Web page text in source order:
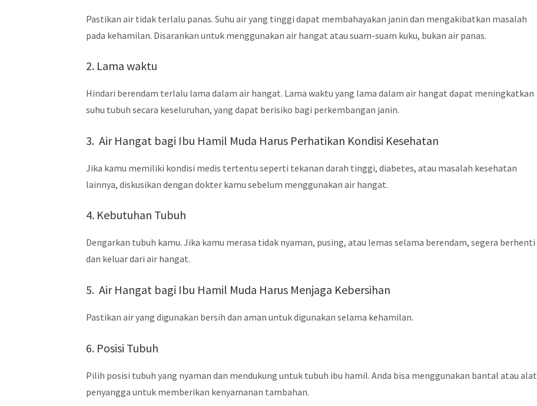
Pastikan air tidak terlalu panas. Suhu air yang tinggi dapat membahayakan janin dan mengakibatkan masalah
pada kehamilan. Disarankan untuk menggunakan air hangat atau suam-suam kuku, bukan air panas.
2. Lama waktu
Hindari berendam terlalu lama dalam air hangat. Lama waktu yang lama dalam air hangat dapat meningkatkan
suhu tubuh secara keseluruhan, yang dapat berisiko bagi perkembangan janin.
3. Air Hangat bagi Ibu Hamil Muda Harus Perhatikan Kondisi Kesehatan
Jika kamu memiliki kondisi medis tertentu seperti tekanan darah tinggi, diabetes, atau masalah kesehatan
lainnya, diskusikan dengan dokter kamu sebelum menggunakan air hangat.
4. Kebutuhan Tubuh
Dengarkan tubuh kamu. Jika kamu merasa tidak nyaman, pusing, atau lemas selama berendam, segera berhenti
dan keluar dari air hangat.
5. Air Hangat bagi Ibu Hamil Muda Harus Menjaga Kebersihan
Pastikan air yang digunakan bersih dan aman untuk digunakan selama kehamilan.
6. Posisi Tubuh
Pilih posisi tubuh yang nyaman dan mendukung untuk tubuh ibu hamil. Anda bisa menggunakan bantal atau alat
penyangga untuk memberikan kenyamanan tambahan.